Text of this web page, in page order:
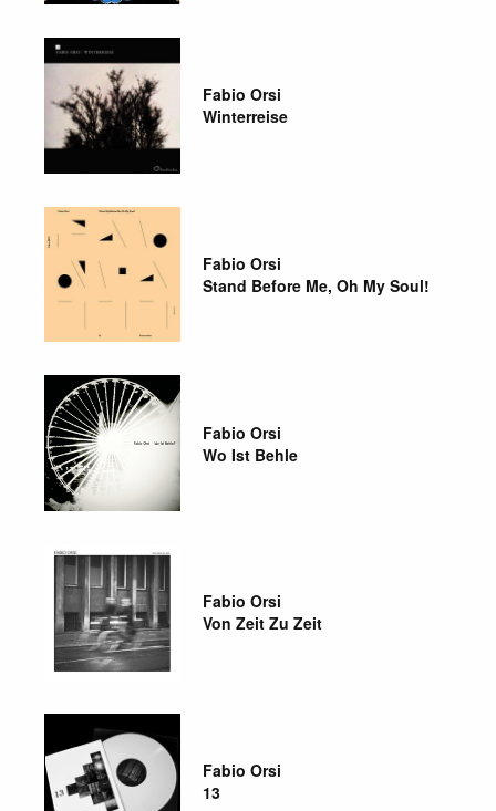
Fabio Orsi
Winterreise
Fabio Orsi
Stand Before Me, Oh My Soul!
Fabio Orsi
Wo Ist Behle
Fabio Orsi
Von Zeit Zu Zeit
Fabio Orsi
13